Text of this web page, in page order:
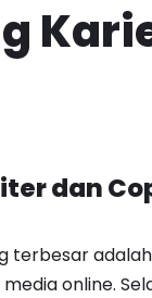
dan
terbesar
online.